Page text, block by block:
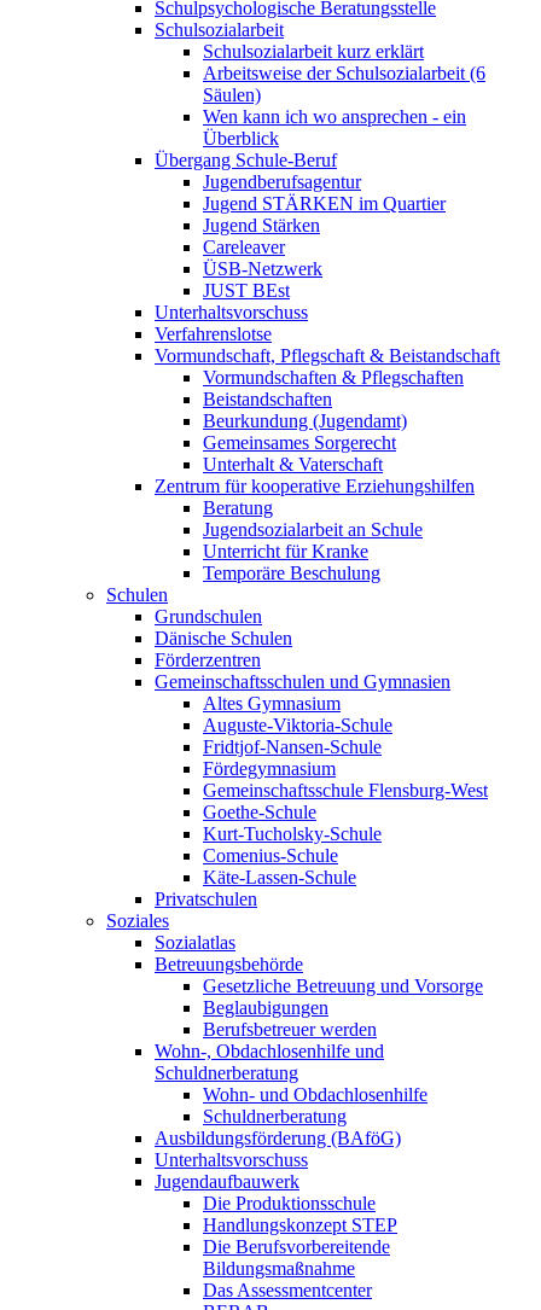
Schulpsychologische Beratungsstelle
Schulsozialarbeit
Schulsozialarbeit kurz erklärt
Arbeitsweise der Schulsozialarbeit (6
Säulen)
Wen kann ich wo ansprechen - ein
Überblick
Übergang Schule-Beruf
Jugendberufsagentur
Jugend STÄRKEN im Quartier
Jugend Stärken
Careleaver
ÜSB-Netzwerk
JUST BEst
Unterhaltsvorschuss
Verfahrenslotse
Vormundschaft, Pflegschaft & Beistandschaft
Vormundschaften & Pflegschaften
Beistandschaften
Beurkundung (Jugendamt)
Gemeinsames Sorgerecht
Unterhalt & Vaterschaft
Zentrum für kooperative Erziehungshilfen
Beratung
Jugendsozialarbeit an Schule
Unterricht für Kranke
Temporäre Beschulung
Schulen
Grundschulen
Dänische Schulen
Förderzentren
Gemeinschaftsschulen und Gymnasien
Altes Gymnasium
Auguste-Viktoria-Schule
Fridtjof-Nansen-Schule
Fördegymnasium
Gemeinschaftsschule Flensburg-West
Goethe-Schule
Kurt-Tucholsky-Schule
Comenius-Schule
Käte-Lassen-Schule
Privatschulen
Soziales
Sozialatlas
Betreuungsbehörde
Gesetzliche Betreuung und Vorsorge
Beglaubigungen
Berufsbetreuer werden
Wohn-, Obdachlosenhilfe und
Schuldnerberatung
Wohn- und Obdachlosenhilfe
Schuldnerberatung
Ausbildungsförderung (BAföG)
Unterhaltsvorschuss
Jugendaufbauwerk
Die Produktionsschule
Handlungskonzept STEP
Die Berufsvorbereitende
Bildungsmaßnahme
Das Assessmentcenter